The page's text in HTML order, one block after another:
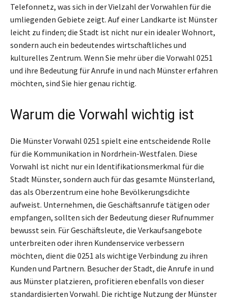
Telefonnetz, was sich in der Vielzahl der Vorwahlen für die
umliegenden Gebiete zeigt. Auf einer Landkarte ist Münster
leicht zu finden; die Stadt ist nicht nur ein idealer Wohnort,
sondern auch ein bedeutendes wirtschaftliches und
kulturelles Zentrum. Wenn Sie mehr über die Vorwahl 0251
und ihre Bedeutung für Anrufe in und nach Münster erfahren
möchten, sind Sie hier genau richtig.
Warum die Vorwahl wichtig ist
Die Münster Vorwahl 0251 spielt eine entscheidende Rolle
für die Kommunikation in Nordrhein-Westfalen. Diese
Vorwahl ist nicht nur ein Identifikationsmerkmal für die
Stadt Münster, sondern auch für das gesamte Münsterland,
das als Oberzentrum eine hohe Bevölkerungsdichte
aufweist. Unternehmen, die Geschäftsanrufe tätigen oder
empfangen, sollten sich der Bedeutung dieser Rufnummer
bewusst sein. Für Geschäftsleute, die Verkaufsangebote
unterbreiten oder ihren Kundenservice verbessern
möchten, dient die 0251 als wichtige Verbindung zu ihren
Kunden und Partnern. Besucher der Stadt, die Anrufe in und
aus Münster platzieren, profitieren ebenfalls von dieser
standardisierten Vorwahl. Die richtige Nutzung der Münster